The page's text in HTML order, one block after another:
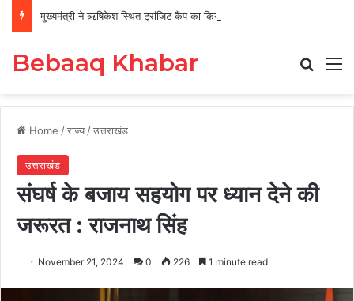
मुख्यमंत्री ने ऋषिकेश स्थित ट्रांजिट कैंप का किया औचक निरीक्षण
Bebaaq Khabar
Home /राज्य /उत्तराखंड
उत्तराखंड
संघर्ष के बजाय सहयोग पर ध्यान देने की
जरूरत : राजनाथ सिंह
November 21, 2024 0 226 1 minute read